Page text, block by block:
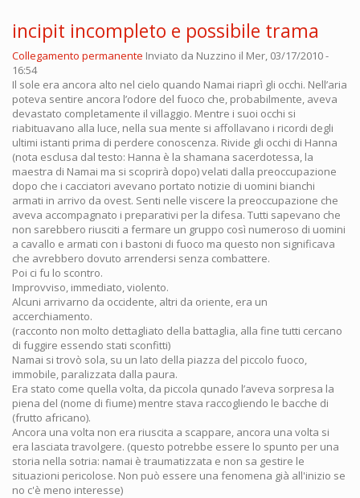
incipit incompleto e possibile trama
Collegamento permanente Inviato da Nuzzino il Mer, 03/17/2010 -
16:54
Il sole era ancora alto nel cielo quando Namai riaprì gli occhi. Nell’aria
poteva sentire ancora l’odore del fuoco che, probabilmente, aveva
devastato completamente il villaggio. Mentre i suoi occhi si
riabituavano alla luce, nella sua mente si affollavano i ricordi degli
ultimi istanti prima di perdere conoscenza. Rivide gli occhi di Hanna
(nota esclusa dal testo: Hanna è la shamana sacerdotessa, la
maestra di Namai ma si scoprirà dopo) velati dalla preoccupazione
dopo che i cacciatori avevano portato notizie di uomini bianchi
armati in arrivo da ovest. Senti nelle viscere la preoccupazione che
aveva accompagnato i preparativi per la difesa. Tutti sapevano che
non sarebbero riusciti a fermare un gruppo così numeroso di uomini
a cavallo e armati con i bastoni di fuoco ma questo non significava
che avrebbero dovuto arrendersi senza combattere.
Poi ci fu lo scontro.
Improvviso, immediato, violento.
Alcuni arrivarno da occidente, altri da oriente, era un
accerchiamento.
(racconto non molto dettagliato della battaglia, alla fine tutti cercano
di fuggire essendo stati sconfitti)
Namai si trovò sola, su un lato della piazza del piccolo fuoco,
immobile, paralizzata dalla paura.
Era stato come quella volta, da piccola qunado l’aveva sorpresa la
piena del (nome di fiume) mentre stava raccogliendo le bacche di
(frutto africano).
Ancora una volta non era riuscita a scappare, ancora una volta si
era lasciata travolgere. (questo potrebbe essere lo spunto per una
storia nella sotria: namai è traumatizzata e non sa gestire le
situazioni pericolose. Non può essere una fenomena già all'inizio se
no c'è meno interesse)